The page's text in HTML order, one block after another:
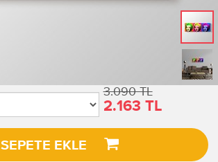
3.090 TL
2.163 TL
SEPETE EKLE